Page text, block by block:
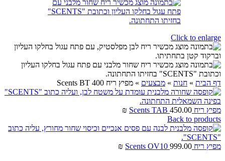
Click to enlarge
דף הבית » חנות » מבצעים » מפיץ ריח Scents BT 400
מפיץ ריח Scents TAB 450.00
₪
Back to products
מפיץ ריח Scents OV10 999.00
₪